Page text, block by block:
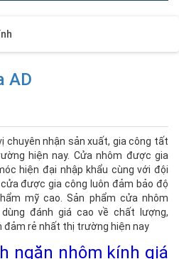
AD
chuyên nhận sản xuất, gia công tất
hiện nay. Cửa nhôm được gia
hiện đại nhập khẩu cùng với đội
được gia công luôn đảm bảo độ
mỹ cao. Sản phẩm cửa nhôm
đánh giá cao về chất lượng,
đảm rẻ nhất thị trường hiện nay
ngăn nhôm kính giá